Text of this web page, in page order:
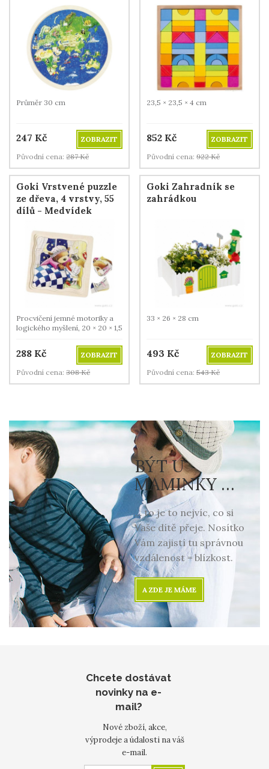
Průměr 30 cm
247 Kč
ZOBRAZIT
Původní cena: 287 Kč
23,5 × 23,5 × 4 cm
852 Kč
ZOBRAZIT
Původní cena: 922 Kč
Goki Vrstvené puzzle
ze dřeva, 4 vrstvy, 55
dílů - Medvídek
Procvičení jemné motoriky a
logického myšlení, 20 × 20 × 1,5
288 Kč
ZOBRAZIT
Původní cena: 308 Kč
Goki Zahradník se
zahrádkou
33 × 26 × 28 cm
493 Kč
ZOBRAZIT
Původní cena: 543 Kč
BÝT U
MAMINKY …
… to je to nejvíc, co si
Vaše dítě přeje. Nosítko
Vám zajistí tu správnou
vzdálenost = blízkost.
A ZDE JE MÁME
Chcete dostávat
novinky na e-
mail?
Nové zboží, akce,
výprodeje a údalosti na váš
e-mail.